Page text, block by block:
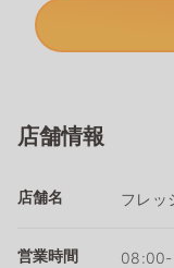
店舗情報
店舗名 フレッ
営業時間